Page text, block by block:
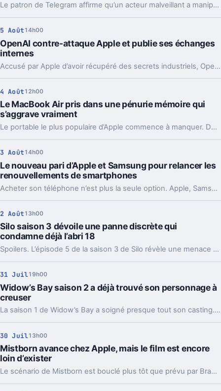
Le patron de Telegram affirme qu’un acteur malveillant a manipulé les signalements pour faire retirer l’app par Apple. Un précédent qui inquiète vraiment.
5 Août 14h00
OpenAI contre-attaque Apple et publie ses échanges
internes
Accusé par Apple d’avoir récupéré des secrets industriels, OpenAI riposte avec des mails et des logs de chat. L’enjeu va bien au-delà du simple procès.
4 Août 12h00
Le MacBook Air pris dans une pénurie mémoire qui
s’aggrave vraiment
Le portable le plus populaire d’Apple commence à manquer. Délais vers fin août, voire septembre, et Apple cherche déjà des parades côté mémoire.
3 Août 14h00
Le nouveau pari d’Apple et Samsung pour relancer les
renouvellements de smartphones
Acheter son téléphone n’est plus la seule option. Apple, Samsung et d’autres misent sur la location pour relancer les upgrades.
2 Août 13h00
Silo saison 3 dévoile une panne discrète qui
condamne déjà l’abri 18
Spoilers. L’épisode 5 de la saison 3 de Silo révèle une menace plus grave qu’un sabotage ordinaire: dans deux ans, l’abri pourrait manquer de nourriture.
31 Juil19h00
Widow’s Bay saison 2 a déjà trouvé son personnage à
creuser
La saison 1 de Widow’s Bay a soigné presque tout son casting. Un second rôle, pourtant, attend encore son vrai épisode, et la fin l’annonce déjà.
30 Juil13h00
Mistborn avance chez Apple, mais le film est encore
loin d’exister
Le scénario de Mistborn est bouclé plus tôt que prévu par Brandon Sanderson. Une vraie étape pour Apple, mais pas encore l’annonce d’un film imminent.